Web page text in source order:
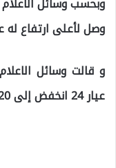
وصل لأعلى ارتفاع له على
و قالت وسائل
عيار 24 انخفض إلى 1020 ليرة تركية.